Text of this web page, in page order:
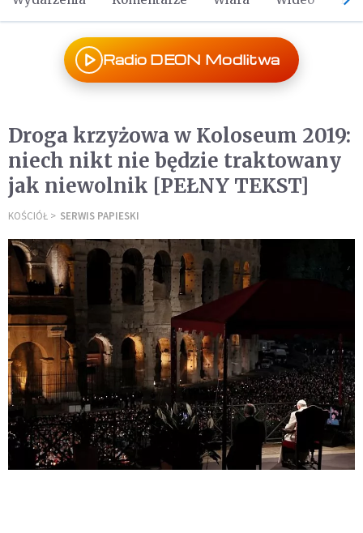
Radio DEON Modlitwa
Droga krzyżowa w Koloseum 2019:
niech nikt nie będzie traktowany
jak niewolnik [PEŁNY TEKST]
KOŚCIÓŁ SERWIS PAPIESKI